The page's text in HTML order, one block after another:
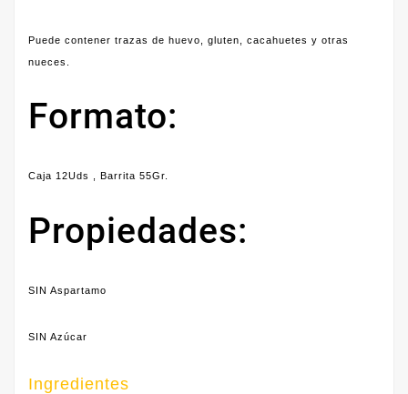
Puede contener trazas de huevo, gluten, cacahuetes y otras
nueces.
Formato:
Caja 12Uds , Barrita 55Gr.
Propiedades:
SIN Aspartamo
SIN Azúcar
Ingredientes